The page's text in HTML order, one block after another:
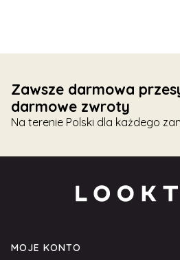
Zawsze darmowa
darmowe zwroty
Na terenie Polski dla każdego
Linki w stopce
MOJE KONTO